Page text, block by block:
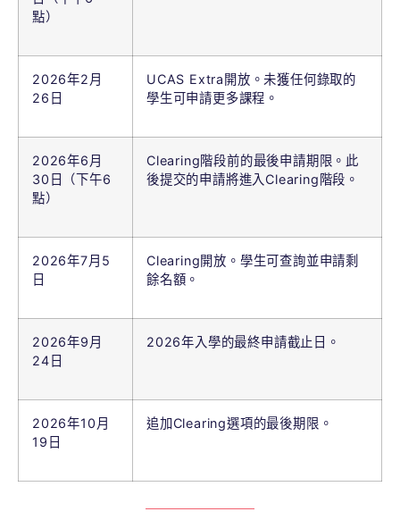
點）
2026年2月
26日
UCAS Extra開放。未獲任何錄取的
學生可申請更多課程。
2026年6月
30日（下午6
點）
Clearing階段前的最後申請期限。此
後提交的申請將進入Clearing階段。
2026年7月5
日
Clearing開放。學生可查詢並申請剩
餘名額。
2026年9月
24日
2026年入學的最終申請截止日。
2026年10月
19日
追加Clearing選項的最後期限。